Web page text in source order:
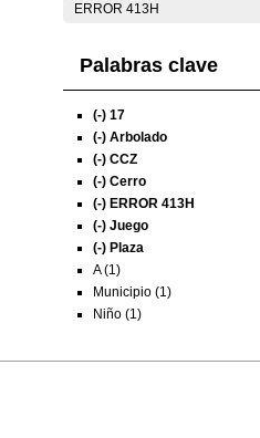
ERROR 413H
Palabras clave
(-) 17
(-) Arbolado
(-) CCZ
(-) Cerro
(-) ERROR 413H
(-) Juego
(-) Plaza
A (1)
Municipio (1)
Niño (1)